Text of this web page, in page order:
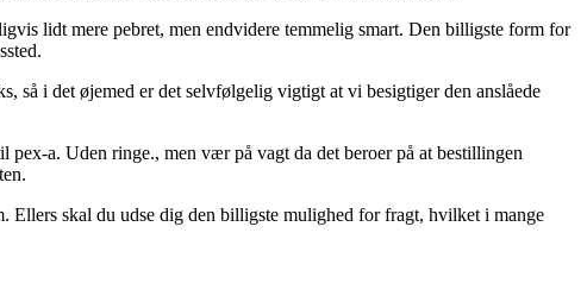
lidt mere pebret, men endvidere temmelig smart. Den billigste form for
i det øjemed er det selvfølgelig vigtigt at vi besigtiger den anslåede
a. Uden ringe., men vær på vagt da det beroer på at bestillingen
Ellers skal du udse dig den billigste mulighed for fragt, hvilket i mange